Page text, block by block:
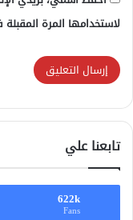
لاستخدامها المرة
تابعنا علي
622k
Fans